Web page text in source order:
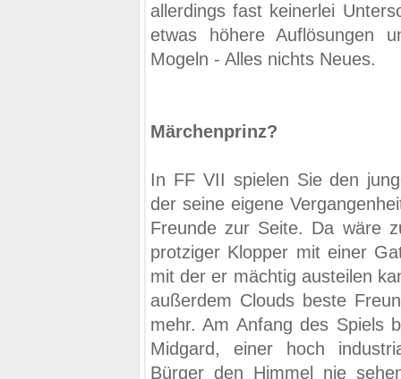
allerdings fast keinerlei
etwas höhere Auflösungen
Mogeln - Alles nichts Neues.
Märchenprinz?
In FF VII spielen Sie den
der seine eigene
Freunde zur Seite. Da wäre
protziger Klopper mit einer
mit der er mächtig austeilen
außerdem Clouds beste
mehr. Am Anfang des Spiels
Midgard, einer hoch
Bürger den Himmel nie